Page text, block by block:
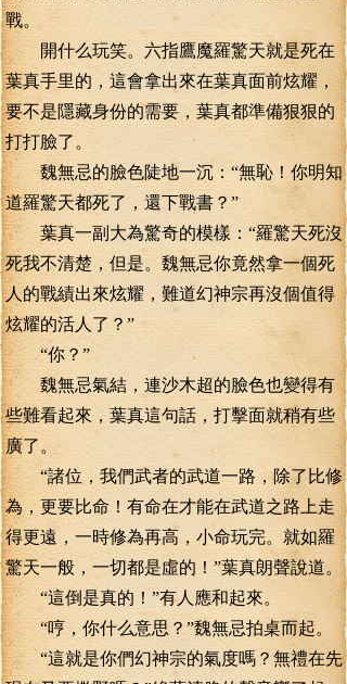
戰。
開什么玩笑。六指鷹魔羅驚天就是死在
葉真手里的，這會拿出來在葉真面前炫耀，
要不是隱藏身份的需要，葉真都準備狠狠的
打打臉了。
魏無忌的臉色陡地一沉：“無恥！你明知
道羅驚天都死了，還下戰書？”
葉真一副大為驚奇的模樣：“羅驚天死沒
死我不清楚，但是。魏無忌你竟然拿一個死
人的戰績出來炫耀，難道幻神宗再沒個值得
炫耀的活人了？”
“你？”
魏無忌氣結，連沙木超的臉色也變得有
些難看起來，葉真這句話，打擊面就稍有些
廣了。
“諸位，我們武者的武道一路，除了比修
為，更要比命！有命在才能在武道之路上走
得更遠，一時修為再高，小命玩完。就如羅
驚天一般，一切都是虛的！”葉真朗聲說道。
“這倒是真的！”有人應和起來。
“哼，你什么意思？”魏無忌拍桌而起。
“這就是你們幻神宗的氣度嗎？無禮在先